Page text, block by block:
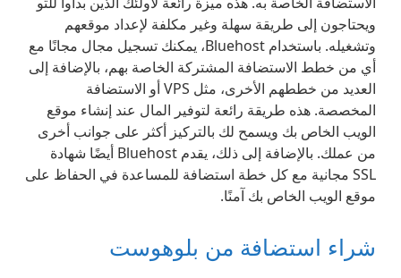
ويحتاجون إلى طريقة سهلة وغير مكلفة لإعداد موقعهم
وتشغيله. باستخدام Bluehost، يمكنك تسجيل مجال مجانًا مع
أي من خطط الاستضافة المشتركة الخاصة بهم، بالإضافة إلى
العديد من خططهم الأخرى، مثل VPS أو الاستضافة
المخصصة. هذه طريقة رائعة لتوفير المال عند إنشاء موقع
الويب الخاص بك ويسمح لك بالتركيز أكثر على جوانب أخرى
من عملك. بالإضافة إلى ذلك، يقدم Bluehost أيضًا شهادة
SSL مجانية مع كل خطة استضافة للمساعدة في الحفاظ على
موقع الويب الخاص بك آمنًا.
شراء استضافة من بلوهوست